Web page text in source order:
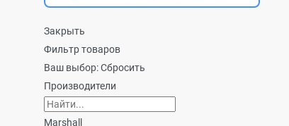
Закрыть
Фильтр товаров
Ваш выбор:Сбросить
Производители
Marshall